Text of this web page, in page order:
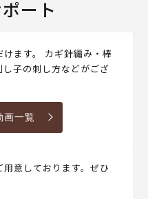
ート
ます。 カギ針編み・棒
子の刺し方などがござ
画一覧
意しております。ぜひ